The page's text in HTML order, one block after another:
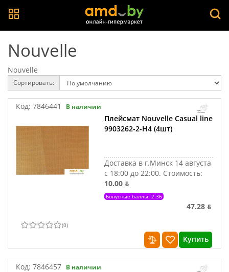
Nouvelle
Nouvelle
Сортировать:
Код: 7846441 В наличии
Плейсмат Nouvelle Сasual line
9903262-2-Н4 (4шт)
Доставка в г.Минск 14 августа
с 18:00 до 22:00. Стоимость:
10.00 ƃ
Бонусные баллы: 2.36
47.28 ƃ
(0)
Купить
Код: 7846457 В наличии